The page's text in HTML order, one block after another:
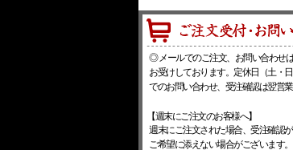
◎ メールでのご注文、お問い合わせ
お受けしております。定休日（土・
でのお問い合わせ、受注確認は翌営業
【週末にご注文のお客様へ】
週末にご注文された場合、受注確認
ご希望に添えない場合がございます